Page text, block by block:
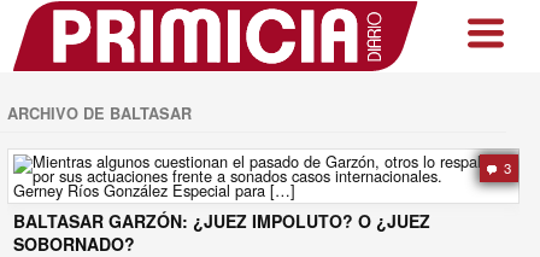
ARCHIVO DE BALTASAR
3
BALTASAR GARZÓN: ¿JUEZ IMPOLUTO? O ¿JUEZ
SOBORNADO?